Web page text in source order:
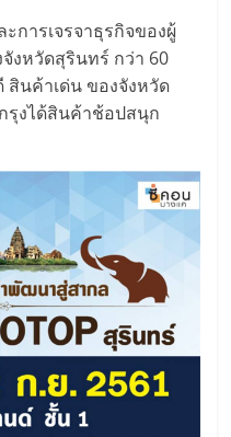
การเจรจาธุรกิจของผู้
งหวัดสุรินทร์ กว่า 60
สินค้าเด่น ของจังหวัด
รุงได้สินค้าช้อปสนุก